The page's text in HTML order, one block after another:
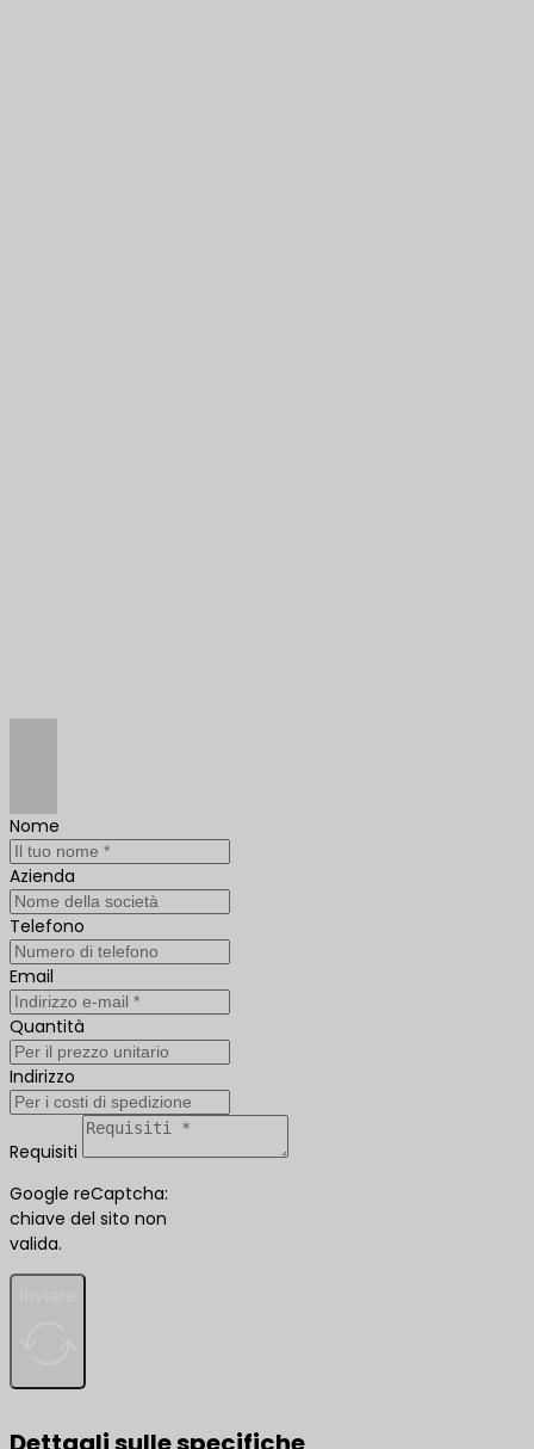
Nome
Azienda
Telefono
Email
Quantità
Indirizzo
Requisiti
Google reCaptcha:
chiave del sito non
valida.